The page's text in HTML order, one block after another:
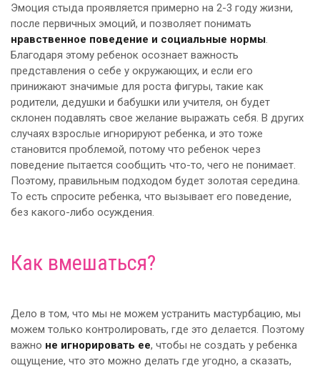
Эмоция стыда проявляется примерно на 2-3 году жизни,
после первичных эмоций, и позволяет понимать
нравственное поведение и социальные нормы
Благодаря этому ребенок осознает важность
представления о себе у окружающих, и если его
принижают значимые для роста фигуры, такие как
родители, дедушки и бабушки или учителя, он будет
склонен подавлять свое желание выражать себя. В других
случаях взрослые игнорируют ребенка, и это тоже
становится проблемой, потому что ребенок через
поведение пытается сообщить что-то, чего не понимает.
Поэтому, правильным подходом будет золотая середина.
То есть спросите ребенка, что вызывает его поведение,
без какого-либо осуждения.
Как вмешаться?
Дело в том, что мы не можем устранить мастурбацию, мы
можем только контролировать, где это делается. Поэтому
важно не игнорировать ее, чтобы не создать у ребенка
ощущение, что это можно делать где угодно, а сказать,